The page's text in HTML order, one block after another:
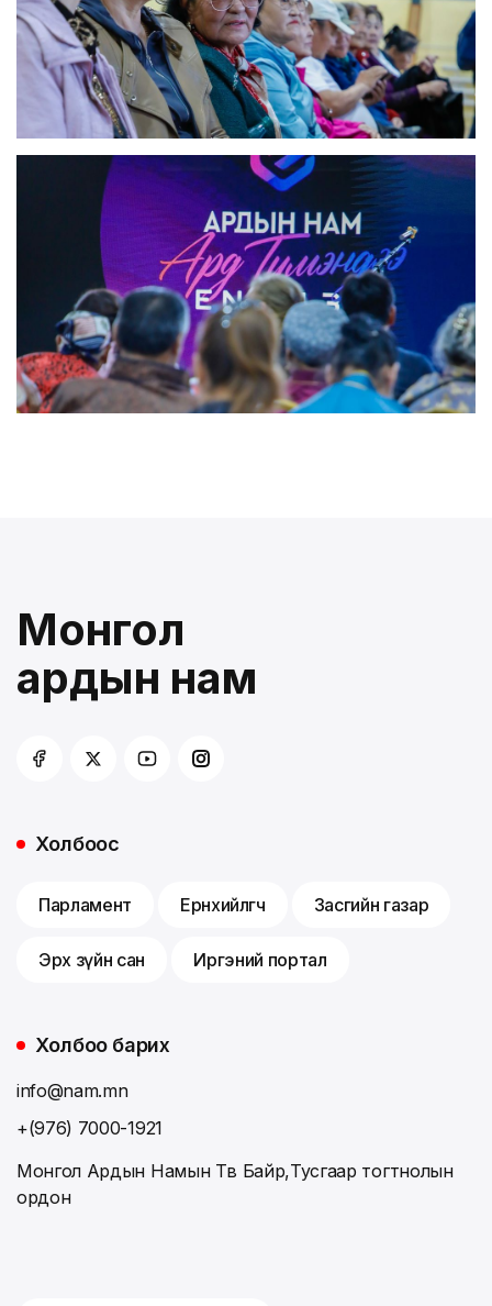
Монгол
ардын нам
Холбоос
Парламент Ерөнхийлөгч Засгийн газар
Эрх зүйн сан Иргэний портал
Холбоо барих
info@nam.mn
+(976) 7000-1921
Монгол Ардын Намын Төв Байр,Тусгаар тогтнолын
ордон